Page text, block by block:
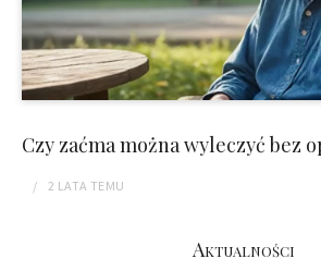
Czy zaćma można wyleczyć bez
2 LATA TEMU
Aktualności